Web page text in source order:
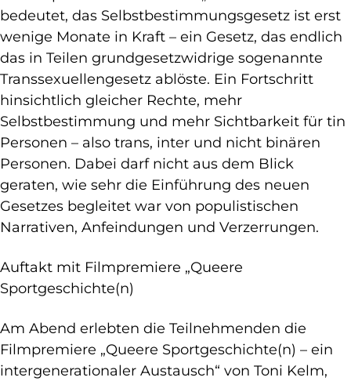
bedeutet, das Selbstbestimmungsgesetz ist erst
wenige Monate in Kraft – ein Gesetz, das endlich
das in Teilen grundgesetzwidrige sogenannte
Transsexuellengesetz ablöste. Ein Fortschritt
hinsichtlich gleicher Rechte, mehr
Selbstbestimmung und mehr Sichtbarkeit für tin
Personen – also trans, inter und nicht binären
Personen. Dabei darf nicht aus dem Blick
geraten, wie sehr die Einführung des neuen
Gesetzes begleitet war von populistischen
Narrativen, Anfeindungen und Verzerrungen.
Auftakt mit Filmpremiere „Queere
Sportgeschichte(n)
Am Abend erlebten die Teilnehmenden die
Filmpremiere „Queere Sportgeschichte(n) – ein
intergenerationaler Austausch“ von Toni Kelm,